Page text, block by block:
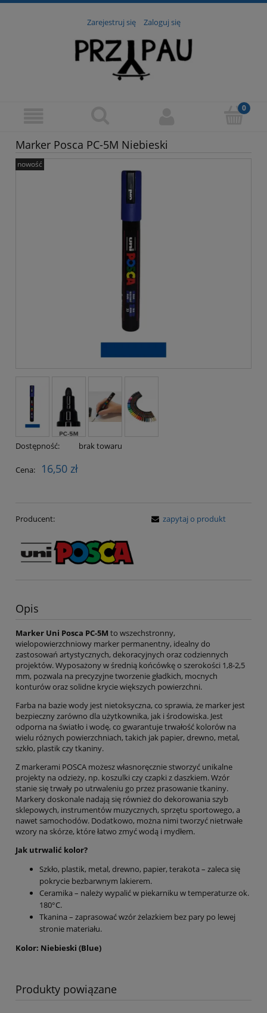
Zarejestruj się Zaloguj się
Marker Posca PC-5M Niebieski
nowość
Dostępność: brak towaru
Cena: 16,50 zł
Producent: zapytaj o produkt
Opis
Marker Uni Posca PC-5M to wszechstronny,
wielopowierzchniowy marker permanentny, idealny do
zastosowań artystycznych, dekoracyjnych oraz codziennych
projektów. Wyposażony w średnią końcówkę o szerokości 1,8-2,5
mm, pozwala na precyzyjne tworzenie gładkich, mocnych
konturów oraz solidne krycie większych powierzchni.
Farba na bazie wody jest nietoksyczna, co sprawia, że marker jest
bezpieczny zarówno dla użytkownika, jak i środowiska. Jest
odporna na światło i wodę, co gwarantuje trwałość kolorów na
wielu różnych powierzchniach, takich jak papier, drewno, metal,
szkło, plastik czy tkaniny.
Z markerami POSCA możesz własnoręcznie stworzyć unikalne
projekty na odzieży, np. koszulki czy czapki z daszkiem. Wzór
stanie się trwały po utrwaleniu go przez prasowanie tkaniny.
Markery doskonale nadają się również do dekorowania szyb
sklepowych, instrumentów muzycznych, sprzętu sportowego, a
nawet samochodów. Dodatkowo, można nimi tworzyć nietrwałe
wzory na skórze, które łatwo zmyć wodą i mydłem.
Jak utrwalić kolor?
Szkło, plastik, metal, drewno, papier, terakota – zaleca się
pokrycie bezbarwnym lakierem.
Ceramika – należy wypalić w piekarniku w temperaturze ok.
180°C.
Tkanina – zaprasować wzór żelazkiem bez pary po lewej
stronie materiału.
Kolor: Niebieski (Blue)
Produkty powiązane